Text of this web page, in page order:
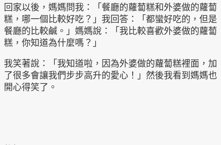
回家以後，媽媽問我：「餐廳的蘿蔔糕和外婆做的蘿蔔
糕，哪一個比較好吃？」我回答：「都蠻好吃的，但是
餐廳的比較鹹。」媽媽說：「我比較喜歡外婆做的蘿蔔
糕，你知道為什麼嗎？」
我笑著說：「我知道啦，因為外婆做的蘿蔔糕裡面，加
了很多會讓我們步步高升的愛心！」然後我看到媽媽也
開心得笑了。